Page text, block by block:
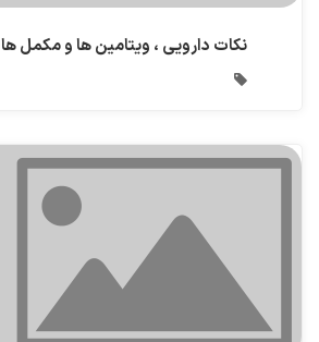
نکات دارویی ، ویتامین ها و مکمل ها